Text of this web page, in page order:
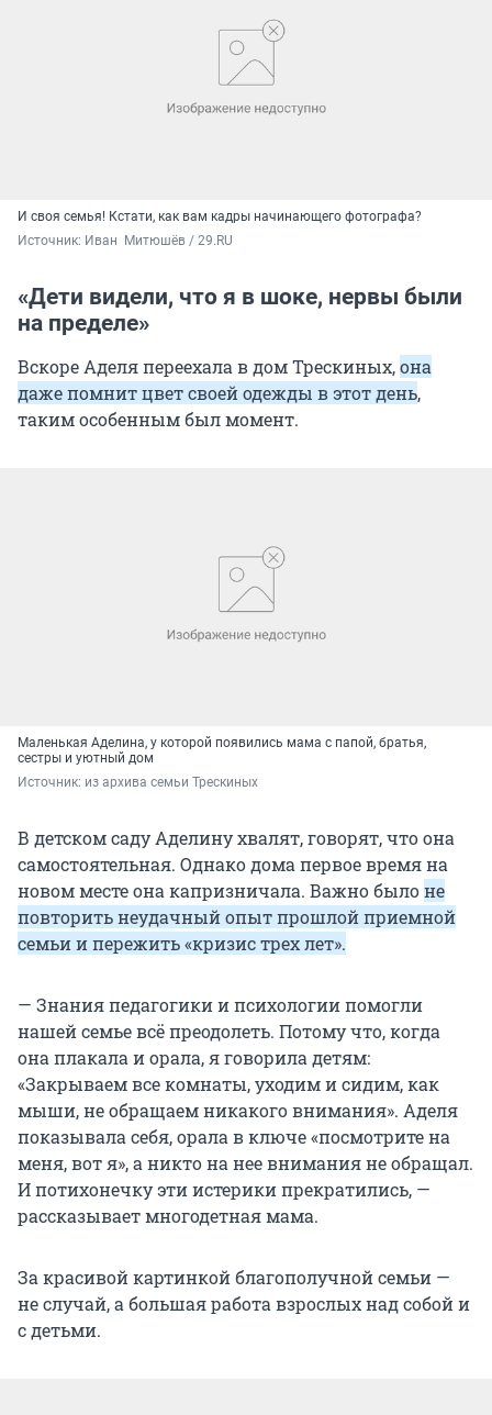
И своя семья! Кстати, как вам кадры начинающего фотографа?
Источник: Иван  Митюшёв / 29.RU
«Дети видели, что я в шоке, нервы были
на пределе»
Вскоре Аделя переехала в дом Трескиных,она
даже помнит цвет своей одежды в этот день,
таким особенным был момент.
Маленькая Аделина, у которой появились мама с папой, братья,
сестры и уютный дом
Источник: из архива семьи Трескиных
В детском саду Аделину хвалят, говорят, что она
самостоятельная. Однако дома первое время на
новом месте она капризничала. Важно былоне
повторить неудачный опыт прошлой приемной
семьи и пережить «кризис трех лет».
— Знания педагогики и психологии помогли
нашей семье всё преодолеть. Потому что, когда
она плакала и орала, я говорила детям:
«Закрываем все комнаты, уходим и сидим, как
мыши, не обращаем никакого внимания». Аделя
показывала себя, орала в ключе «посмотрите на
меня, вот я», а никто на нее внимания не обращал.
И потихонечку эти истерики прекратились, —
рассказывает многодетная мама.
За красивой картинкой благополучной семьи —
не случай, а большая работа взрослых над собой и
с детьми.